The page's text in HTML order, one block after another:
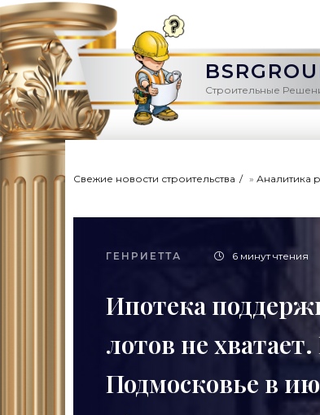
Строительные
Свежие новости строительства » Аналитика
ГЕНРИЕТТА 6 минут чтения
Ипотека
лотов не
Подмосковье в